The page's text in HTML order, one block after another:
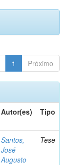
1 Próximo
Autor(es) Tipo
Santos,
José
Augusto
Tese